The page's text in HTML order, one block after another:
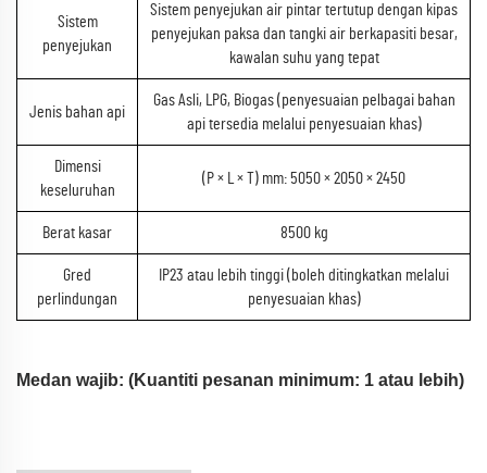
Sistem
penyejukan
Sistem penyejukan air pintar tertutup dengan kipas
penyejukan paksa dan tangki air berkapasiti besar,
kawalan suhu yang tepat
Jenis bahan api
Gas Asli, LPG, Biogas (penyesuaian pelbagai bahan
api tersedia melalui penyesuaian khas)
Dimensi
keseluruhan
(P × L × T) mm: 5050 × 2050 × 2450
Berat kasar 8500 kg
Gred
perlindungan
IP23 atau lebih tinggi (boleh ditingkatkan melalui
penyesuaian khas)
Medan wajib: (Kuantiti pesanan minimum: 1 atau lebih)